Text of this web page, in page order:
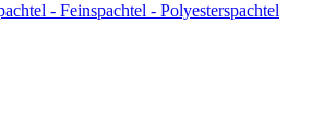
- Feinspachtel - Polyesterspachtel